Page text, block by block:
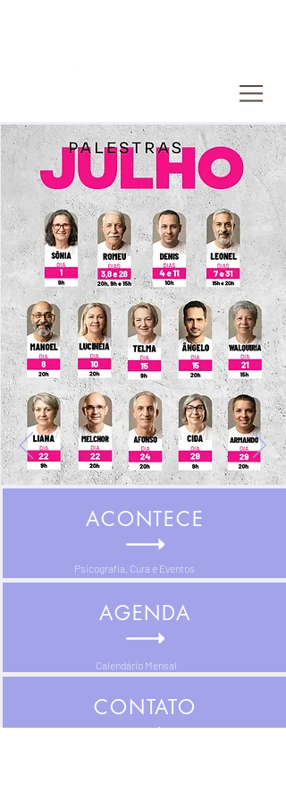
ACONTECE
AGENDA
CONTATO
Psicografia, Cura e Eventos
Calendário Mensal